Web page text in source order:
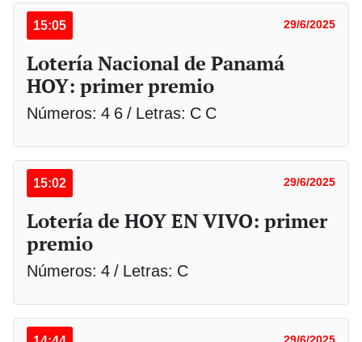
15:05 29/6/2025
Lotería Nacional de Panamá
HOY: primer premio
Números: 4 6 / Letras: C C
15:02 29/6/2025
Lotería de HOY EN VIVO: primer
premio
Números: 4 / Letras: C